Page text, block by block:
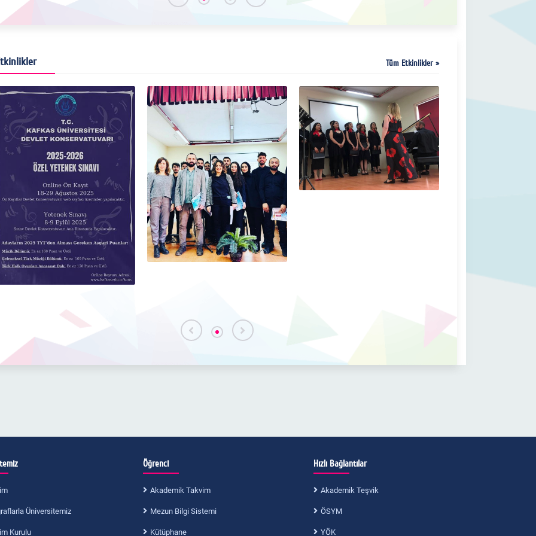
Tüm Etkinlikler »
Üniversitemiz
Kurulu
Öğrenci
Akademik Takvim
Mezun Bilgi Sistemi
Kütüphane
Hızlı Bağlantılar
Akademik Teşvik
ÖSYM
YÖK